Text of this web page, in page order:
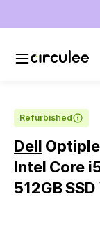
Refurbished
Dell
Intel Core
512GB